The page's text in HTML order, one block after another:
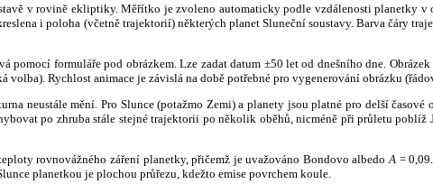
v rovině ekliptiky. Měřítko je zvoleno automaticky podle vzdálenosti planetky
i poloha (včetně trajektorií) některých planet Sluneční soustavy. Barva čáry
formuláře pod obrázkem. Lze zadat datum ±50 let od dnešního dne.
Rychlost animace je závislá na době potřebné pro vygenerování obrázku
neustále mění. Pro Slunce (potažmo Zemi) a planety jsou platné pro delší
po zhruba stále stejné trajektorii po několik oběhů, nicméně při průletu
rovnovážného záření planetky, přičemž je uvažováno Bondovo albedo A =
planetkou je plochou průřezu, kdežto emise povrchem koule.